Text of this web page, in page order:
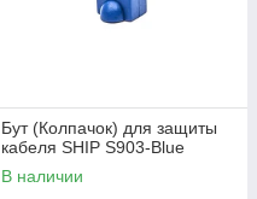
Бут (Колпачок) для защиты
кабеля SHIP S903-Blue
В наличии